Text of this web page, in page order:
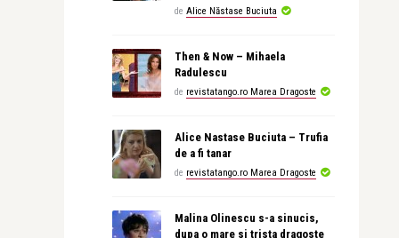
de Alice Năstase Buciuta
Then & Now – Mihaela
Radulescu
de revistatango.ro Marea Dragoste
Alice Nastase Buciuta – Trufia
de a fi tanar
de revistatango.ro Marea Dragoste
Malina Olinescu s-a sinucis,
dupa o mare si trista dragoste